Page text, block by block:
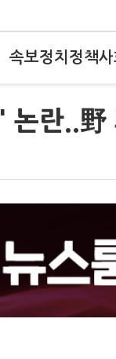
속보정치 정책사
란..野